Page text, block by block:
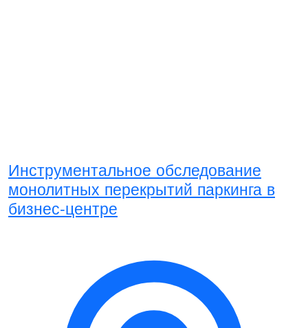
Инструментальное обследование
монолитных перекрытий паркинга в
бизнес-центре